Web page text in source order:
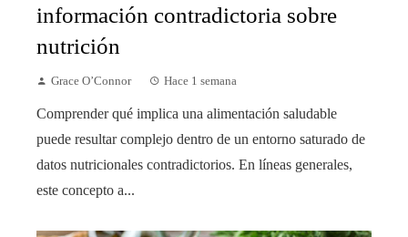
información contradictoria sobre
nutrición
Grace O’Connor Hace 1 semana
Comprender qué implica una alimentación saludable
puede resultar complejo dentro de un entorno saturado de
datos nutricionales contradictorios. En líneas generales,
este concepto a...